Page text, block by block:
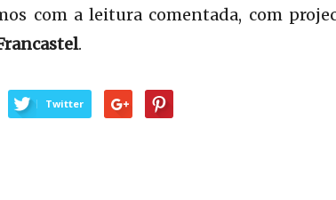
com a leitura comentada, com
.
Twitter